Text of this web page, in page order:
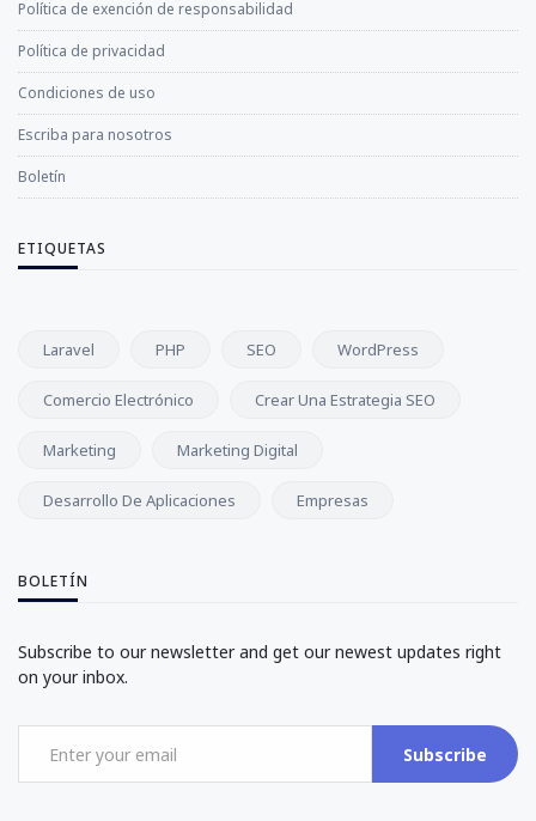
Política de exención de responsabilidad
Política de privacidad
Condiciones de uso
Escriba para nosotros
Boletín
ETIQUETAS
Laravel PHP SEO WordPress
Comercio Electrónico Crear Una Estrategia SEO
Marketing Marketing Digital
Desarrollo De Aplicaciones Empresas
BOLETÍN
Subscribe to our newsletter and get our newest updates right
on your inbox.
Subscribe